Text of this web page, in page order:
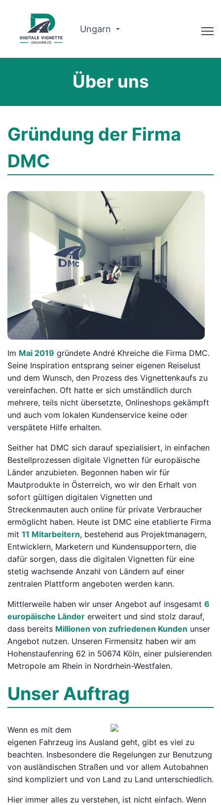
Ungarn
Deutsch
Über uns
Gründung der Firma
DMC
Im Mai 2019 gründete André Khreiche die Firma DMC.
Seine Inspiration entsprang seiner eigenen Reiselust
und dem Wunsch, den Prozess des Vignettenkaufs zu
vereinfachen. Oft hatte er sich umständlich durch
mehrere, teils nicht übersetzte, Onlineshops gekämpft
und auch vom lokalen Kundenservice keine oder
verspätete Hilfe erhalten.
Seither hat DMC sich darauf spezialisiert, in einfachen
Bestellprozessen digitale Vignetten für europäische
Länder anzubieten. Begonnen haben wir für
Mautprodukte in Österreich, wo wir den Erhalt von
sofort gültigen digitalen Vignetten und
Streckenmauten auch online für private Verbraucher
ermöglicht haben. Heute ist DMC eine etablierte Firma
mit 11 Mitarbeitern, bestehend aus Projektmanagern,
Entwicklern, Marketern und Kundensupportern, die
dafür sorgen, dass die digitalen Vignetten für eine
stetig wachsende Anzahl von Ländern auf einer
zentralen Plattform angeboten werden kann.
Mittlerweile haben wir unser Angebot auf insgesamt 6
europäische Länder erweitert und sind stolz darauf,
dass bereits Millionen von zufriedenen Kunden unser
Angebot nutzen. Unseren Firmensitz haben wir am
Hohenstaufenring 62 in 50674 Köln, einer pulsierenden
Metropole am Rhein in Nordrhein-Westfalen.
Unser Auftrag
Wenn es mit dem
eigenen Fahrzeug ins Ausland geht, gibt es viel zu
beachten. Insbesondere die Regelungen zur Benutzung
von ausländischen Straßen und vor allem Autobahnen
sind kompliziert und von Land zu Land unterschiedlich.
Hier immer alles zu verstehen, ist nicht einfach. Wenn